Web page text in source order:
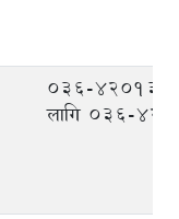
036-420133
लागि 036-